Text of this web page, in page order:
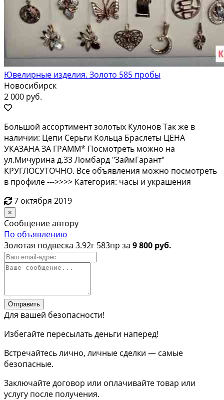
Ювелирные изделия. Золото 585 пробы
Новосибирск
2 000 руб.
Большой ассортимент золотых Кулонов Так же в
наличии: Цепи Серьги Кольца Браслеты ЦЕНА
УКАЗАНА ЗА ГРАММ* Посмотреть можно на
ул.Мичурина д.33 Ломбард "ЗаймГарант"
КРУГЛОСУТОЧНО. Все объявления можно посмотреть
в профиле --->>>> Категория: часы и украшения
7 октября 2019
×
Сообщение автору
По объявлению
Золотая подвеска 3.92г 583пр за 9 800 руб.
Отправить
Для вашей безопасности!
Избегайте пересылать деньги наперед!
Встречайтесь лично, личные сделки — самые
безопасные.
Заключайте договор или оплачивайте товар или
услугу после получения.